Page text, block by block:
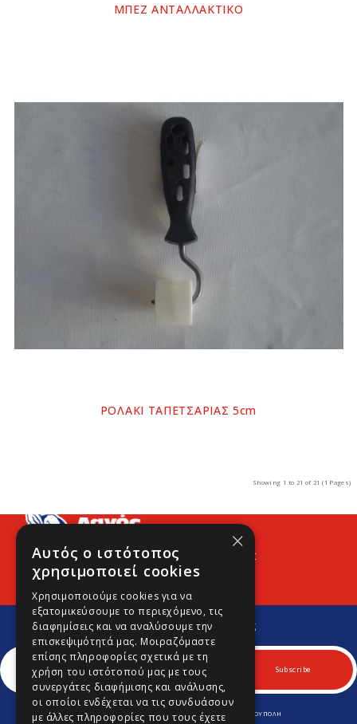
ΜΠΕΖ ΑΝΤΑΛΛΑΚΤΙΚΟ
ΡΟΛΑΚΙ ΤΑΠΕΤΣΑΡΙΑΣ 5cm
Showing 1 to 21 of 21 (1 Pages)
Προφίλ Νέα Contact
Εγγραφείτε στο Νewsletter μας
Για να μαθαίνετε πρώτοι νέα και προσφορές μας.
Subscribe
ΛΕΩΦ. ΚΥΠΡΟΥ 170 & ΚΟΜΝΗΝΩΝ 70, Τ.Κ. 164 52 ΑΡΓΥΡΟΥΠΟΛΗ
Τηλ.
210 9645701 -210 9646980
×
Αυτός ο ιστότοπος
χρησιμοποιεί cookies
Χρησιμοποιούμε cookies για να
εξατομικεύσουμε το περιεχόμενο, τις
διαφημίσεις και να αναλύσουμε την
επισκεψιμότητά μας. Μοιραζόμαστε
επίσης πληροφορίες σχετικά με τη
χρήση του ιστότοπού μας με τους
συνεργάτες διαφήμισης και ανάλυσης,
οι οποίοι ενδέχεται να τις συνδυάσουν
με άλλες πληροφορίες που τους έχετε